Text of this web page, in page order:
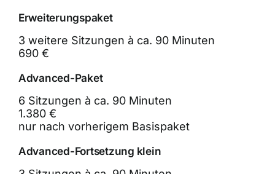
Erweiterungspaket
3 weitere Sitzungen à ca. 90 Minuten
690 €
Advanced-Paket
6 Sitzungen à ca. 90 Minuten
1.380 €
nur nach vorherigem Basispaket
Advanced-Fortsetzung klein